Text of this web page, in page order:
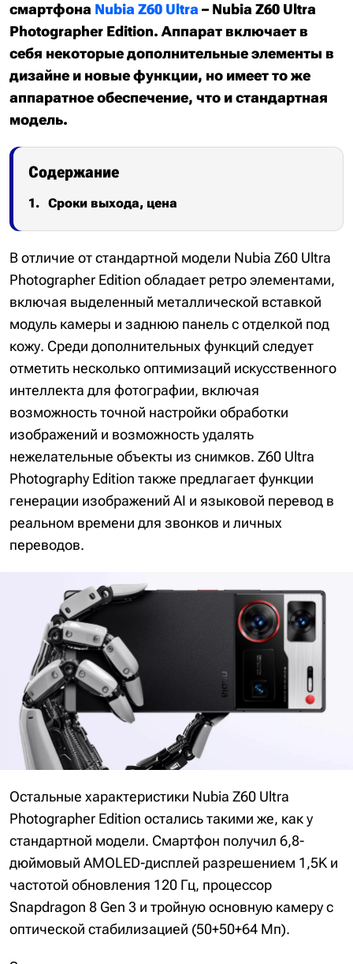
смартфона Nubia Z60 Ultra – Nubia Z60 Ultra
Photographer Edition. Аппарат включает в
себя некоторые дополнительные элементы в
дизайне и новые функции, но имеет то же
аппаратное обеспечение, что и стандартная
модель.
Содержание
Сроки выхода, цена
В отличие от стандартной модели Nubia Z60 Ultra
Photographer Edition обладает ретро элементами,
включая выделенный металлической вставкой
модуль камеры и заднюю панель с отделкой под
кожу. Среди дополнительных функций следует
отметить несколько оптимизаций искусственного
интеллекта для фотографии, включая
возможность точной настройки обработки
изображений и возможность удалять
нежелательные объекты из снимков. Z60 Ultra
Photography Edition также предлагает функции
генерации изображений AI и языковой перевод в
реальном времени для звонков и личных
переводов.
Остальные характеристики Nubia Z60 Ultra
Photographer Edition остались такими же, как у
стандартной модели. Смартфон получил 6,8-
дюймовый AMOLED-дисплей разрешением 1,5K и
частотой обновления 120 Гц, процессор
Snapdragon 8 Gen 3 и тройную основную камеру с
оптической стабилизацией (50+50+64 Мп).